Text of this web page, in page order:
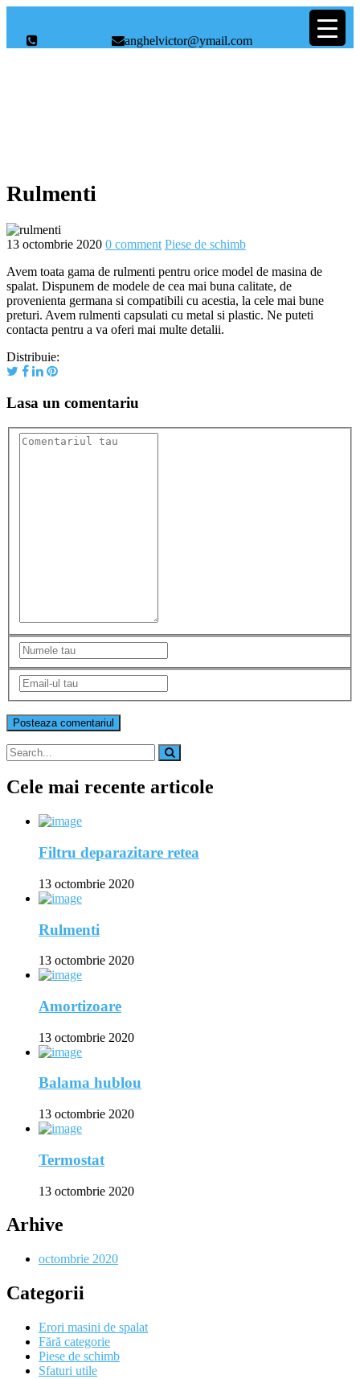
anghelvictor@ymail.com
Rulmenti
13 octombrie 2020 0 comment Piese de schimb
Avem toata gama de rulmenti pentru orice model de masina de
spalat. Dispunem de modele de cea mai buna calitate, de
provenienta germana si compatibili cu acestia, la cele mai bune
preturi. Avem rulmenti capsulati cu metal si plastic. Ne puteti
contacta pentru a va oferi mai multe detalii.
Distribuie:
Lasa un comentariu
Cele mai recente articole
Filtru deparazitare retea
13 octombrie 2020
Rulmenti
13 octombrie 2020
Amortizoare
13 octombrie 2020
Balama hublou
13 octombrie 2020
Termostat
13 octombrie 2020
Arhive
octombrie 2020
Categorii
Erori masini de spalat
Fără categorie
Piese de schimb
Sfaturi utile